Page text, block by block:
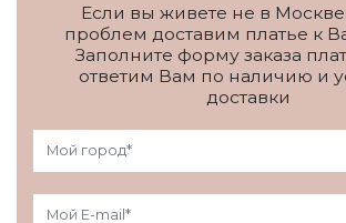
Если вы живете не в
проблем доставим платье к
Заполните форму заказа
ответим Вам по наличию и
доставки